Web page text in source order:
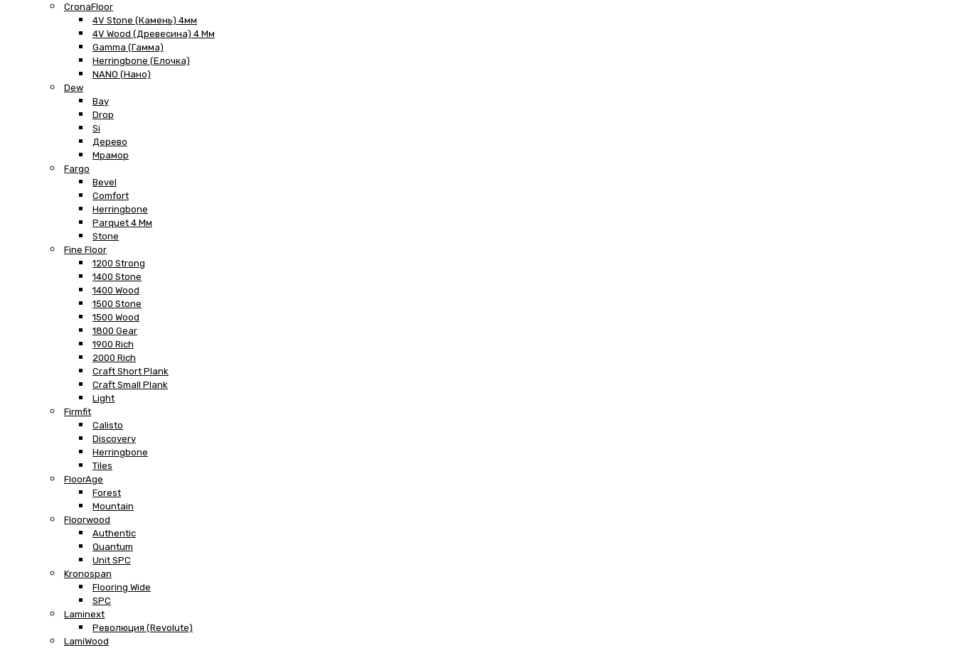
CronaFloor
4V Stone (Камень) 4мм
4V Wood (Древесина) 4 Мм
Gamma (Гамма)
Herringbone (Елочка)
NANO (Нано)
Dew
Bay
Drop
Si
Дерево
Мрамор
Fargo
Bevel
Comfort
Herringbone
Parquet 4 Мм
Stone
Fine Floor
1200 Strong
1400 Stone
1400 Wood
1500 Stone
1500 Wood
1800 Gear
1900 Rich
2000 Rich
Craft Short Plank
Craft Small Plank
Light
Firmfit
Calisto
Discovery
Herringbone
Tiles
FloorAge
Forest
Mountain
Floorwood
Authentic
Quantum
Unit SPC
Kronospan
Flooring Wide
SPC
Laminext
Революция (Revolute)
LamiWood